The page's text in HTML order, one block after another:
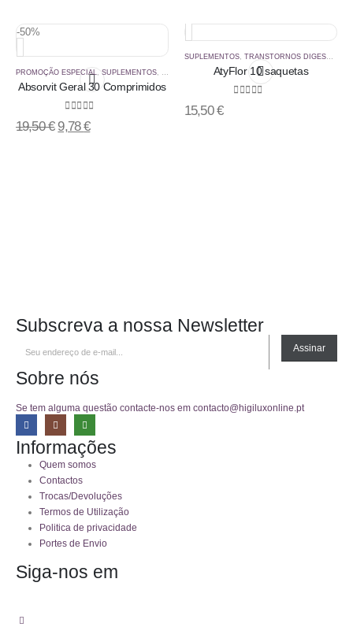
-50%
PROMOÇÃO ESPECIAL SUPLEMENTOS
Absorvit Geral 30 Comprimidos
0out of 5
19,50€ 9,78€
SUPLEMENTOS TRANSTORNOS DIGESTIVOS
AtyFlor 10 saquetas
15,50€
Subscreva a nossa Newsletter
Assinar
Sobre nós
Se tem alguma questão contacte-nos em contacto@higiluxonline.pt
Informações
Quem somos
Contactos
Trocas/Devoluções
Termos de Utilização
Politica de privacidade
Portes de Envio
Siga-nos em